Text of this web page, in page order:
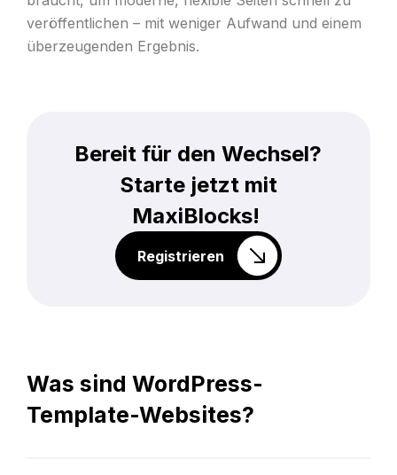
veröffentlichen – mit weniger Aufwand und einem
überzeugenden Ergebnis.
Bereit für den Wechsel?
Starte jetzt mit
MaxiBlocks!
Registrieren
Was sind WordPress-
Template-Websites?